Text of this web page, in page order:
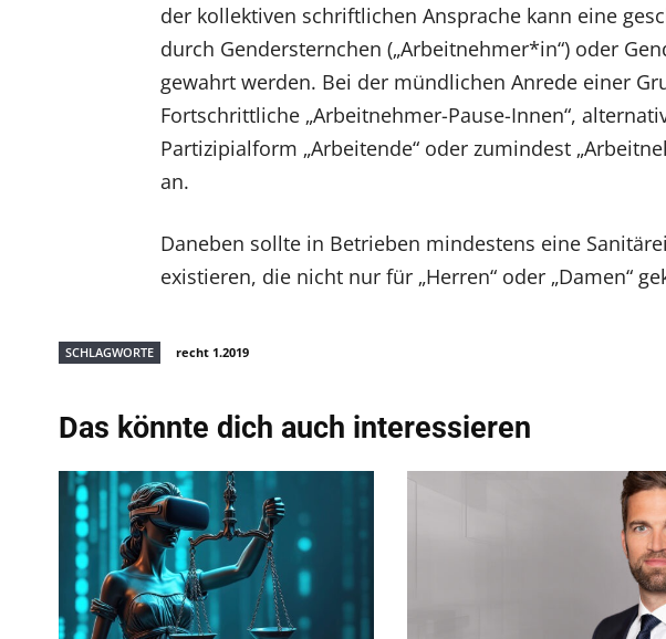
der kollektiven schriftlichen Ansprache kann eine
durch Gendersternchen („Arbeitnehmer*in“) oder
gewahrt werden. Bei der mündlichen Anrede einer
Fortschrittliche „Arbeitnehmer-Pause-Innen“,
Partizipialform „Arbeitende“ oder zumindest
an.
Daneben sollte in Betrieben mindestens eine
existieren, die nicht nur für „Herren“ oder „Damen“
SCHLAGWORTE recht 1.2019
Das könnte dich auch interessieren